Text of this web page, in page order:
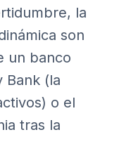
la
son
un banco
Bank (la
o el
tras la